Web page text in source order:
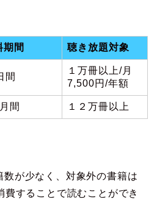
期間 聴き放題対象
間
１万冊以上/月
7,500円/年額
間 １２万冊以上
が少なく、対象外の書籍は
費することで読むことができ